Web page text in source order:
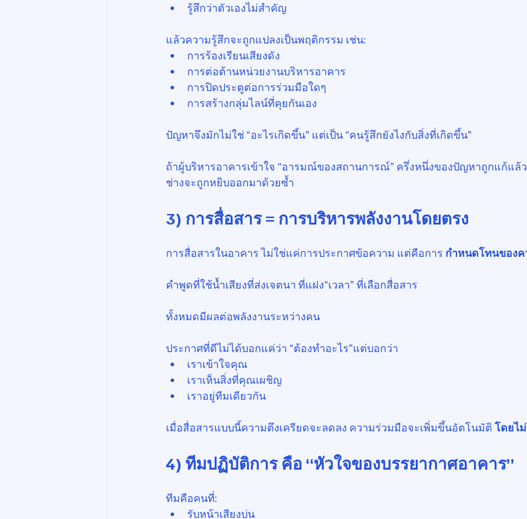
รู้สึกว่าตัวเองไม่สำคัญ
แล้วความรู้สึกจะถูกแปลงเป็นพฤติกรรม เช่น:
การร้องเรียนเสียงดัง
การต่อต้านหน่วยงานบริหารอาคาร
การปิดประตูต่อการร่วมมือใดๆ
การสร้างกลุ่มไลน์ที่คุยกันเอง
ปัญหาจึงมักไม่ใช่ “อะไรเกิดขึ้น” แต่เป็น “คนรู้สึกยังไงกับสิ่งที่เกิดขึ้น”
ถ้าผู้บริหารอาคารเข้าใจ “อารมณ์ของสถานการณ์” ครึ่งหนึ่งของปัญหาถูกแก้แล้
ช่างจะถูกหยิบออกมาด้วยซ้ำ
3) การสื่อสาร = การบริหารพลังงานโดยตรง
การสื่อสารในอาคาร ไม่ใช่แค่การประกาศข้อความ แต่คือการ กำหนดโทนของ
คำพูดที่ใช้น้ำเสียงที่ส่งเจตนา ที่แฝง“เวลา” ที่เลือกสื่อสาร
ทั้งหมดมีผลต่อพลังงานระหว่างคน
ประกาศที่ดีไม่ได้บอกแค่ว่า “ต้องทำอะไร”แต่บอกว่า
เราเข้าใจคุณ
เราเห็นสิ่งที่คุณเผชิญ
เราอยู่ทีมเดียวกัน
เมื่อสื่อสารแบบนี้ความตึงเครียดจะลดลง ความร่วมมือจะเพิ่มขึ้นอัตโนมัติ โดยไ
4) ทีมปฏิบัติการ คือ “หัวใจของบรรยากาศอาคาร”
ทีมคือคนที่:
รับหน้าเสียงบ่น